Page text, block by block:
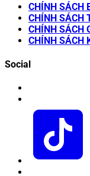
CHÍNH SÁCH
CHÍNH SÁCH
CHÍNH SÁCH
CHÍNH SÁCH
Social